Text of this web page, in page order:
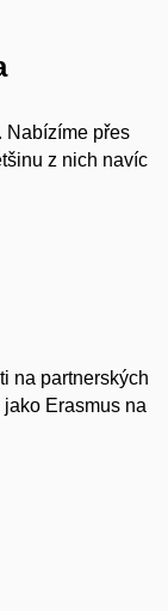
Nabízíme přes
z nich navíc
na partnerských
Erasmus na